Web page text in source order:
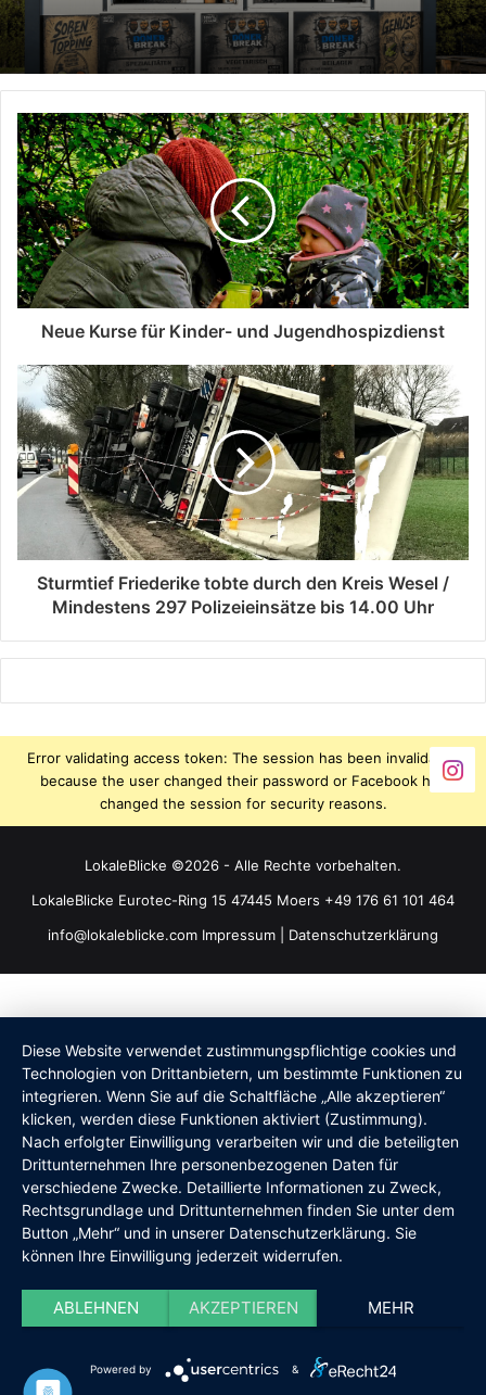
Neue Kurse für Kinder- und Jugendhospizdienst
Sturmtief Friederike tobte durch den Kreis Wesel /
Mindestens 297 Polizeieinsätze bis 14.00 Uhr
Error validating access token: The session has been invalidated
because the user changed their password or Facebook has
changed the session for security reasons.
LokaleBlicke ©2026 - Alle Rechte vorbehalten.
LokaleBlicke Eurotec-Ring 15 47445 Moers +49 176 61 101 464
info@lokaleblicke.com Impressum Datenschutzerklärung
Diese Website verwendet zustimmungspflichtige cookies und
Technologien von Drittanbietern, um bestimmte Funktionen zu
integrieren. Wenn Sie auf die Schaltfläche „Alle akzeptieren“
klicken, werden diese Funktionen aktiviert (Zustimmung).
Nach erfolgter Einwilligung verarbeiten wir und die beteiligten
Drittunternehmen Ihre personenbezogenen Daten für
verschiedene Zwecke. Detaillierte Informationen zu Zweck,
Rechtsgrundlage und Drittunternehmen finden Sie unter dem
Button „Mehr“ und in unserer Datenschutzerklärung. Sie
können Ihre Einwilligung jederzeit widerrufen.
ABLEHNEN AKZEPTIEREN MEHR
Powered by &